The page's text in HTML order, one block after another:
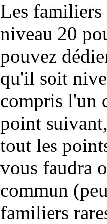
Les familiers
niveau 20
pouvez
qu'il soit
compris l'un
point
tout les
vous faudra
commun
familiers